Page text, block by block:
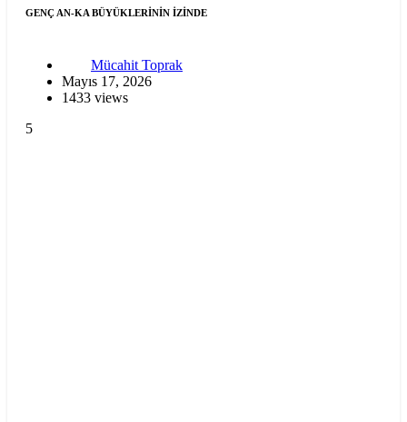
GENÇ AN-KA BÜYÜKLERİNİN İZİNDE
Mücahit Toprak
Mayıs 17, 2026
1433 views
5